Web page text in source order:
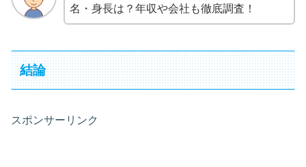
名・身長は？年収や会社も徹底調査！
結論
スポンサーリンク